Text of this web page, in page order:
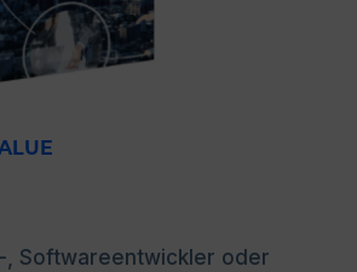
, Softwareentwickler oder